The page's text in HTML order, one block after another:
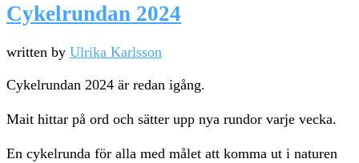
Cykelrundan 2024
written by Ulrika Karlsson
Cykelrundan 2024 är redan igång.
Mait hittar på ord och sätter upp nya rundor varje vecka.
En cykelrunda för alla med målet att komma ut i naturen